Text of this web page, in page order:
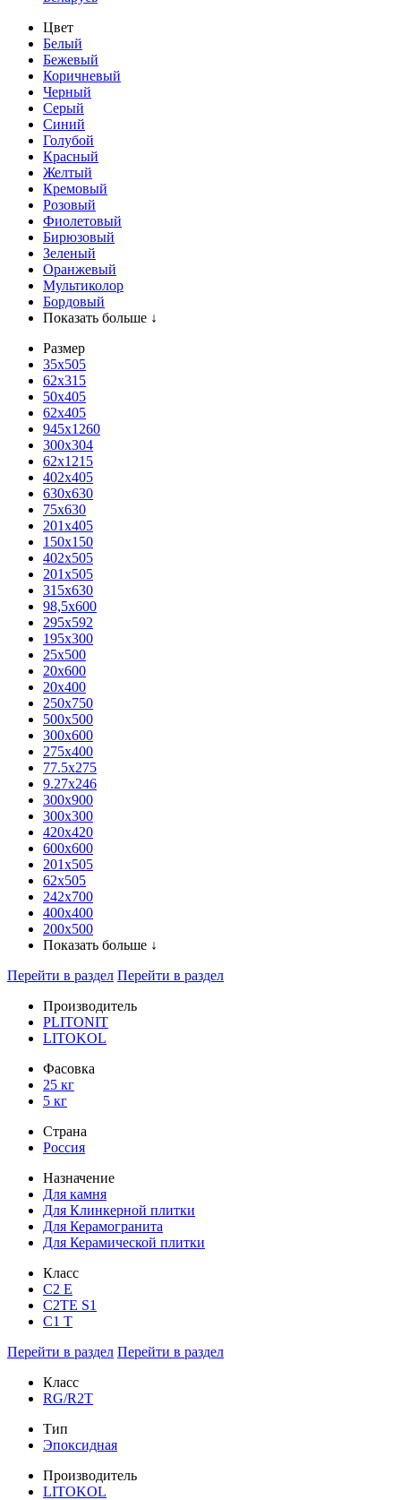
Цвет
Белый
Бежевый
Коричневый
Черный
Серый
Синий
Голубой
Красный
Желтый
Кремовый
Розовый
Фиолетовый
Бирюзовый
Зеленый
Оранжевый
Мультиколор
Бордовый
Показать больше ↓
Размер
35х505
62x315
50x405
62х405
945x1260
300x304
62x1215
402x405
630x630
75x630
201x405
150x150
402x505
201x505
315x630
98,5х600
295x592
195х300
25x500
20х600
20х400
250x750
500x500
300x600
275x400
77.5х275
9.27x246
300x900
300x300
420х420
600х600
201х505
62х505
242х700
400х400
200х500
Показать больше ↓
Перейти в раздел Перейти в раздел
Производитель
PLITONIT
LITOKOL
Фасовка
25 кг
5 кг
Страна
Россия
Назначение
Для камня
Для Клинкерной плитки
Для Керамогранита
Для Керамической плитки
Класс
С2 Е
C2TE S1
C1 T
Перейти в раздел Перейти в раздел
Класс
RG/R2T
Тип
Эпоксидная
Производитель
LITOKOL